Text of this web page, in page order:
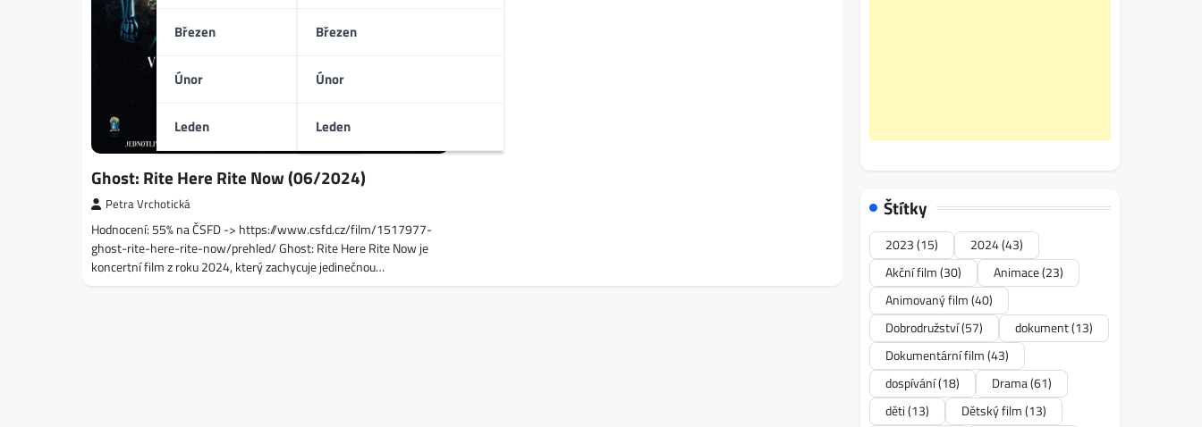
Březen
Únor
Leden
Březen
Únor
Leden
Ghost: Rite Here Rite Now (06/2024)
Petra Vrchotická
Hodnocení: 55% na ČSFD -> https://www.csfd.cz/film/1517977-
ghost-rite-here-rite-now/prehled/ Ghost: Rite Here Rite Now je
koncertní film z roku 2024, který zachycuje jedinečnou…
Štítky
2023(15) 2024(43)
Akční film(30) Animace(23)
Animovaný film(40)
Dobrodružství(57) dokument(13)
Dokumentární film(43)
dospívání(18) Drama(61)
děti(13) Dětský film(13)